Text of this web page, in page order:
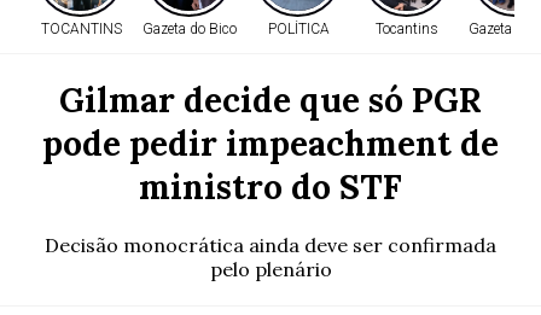
TOCANTINS Gazeta do Bico POLÍTICA Tocantins Gazeta do
Gilmar decide que só PGR
pode pedir impeachment de
ministro do STF
Decisão monocrática ainda deve ser confirmada
pelo plenário